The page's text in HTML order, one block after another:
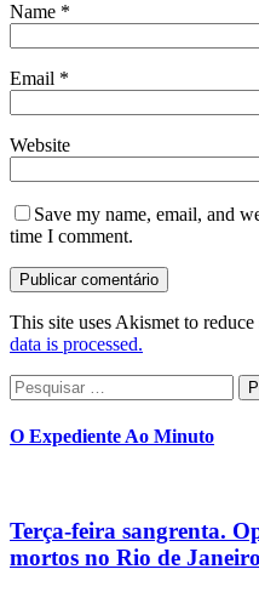
Name *
Email *
Website
Save my name, email, and
time I comment.
This site uses Akismet to reduce
data is processed.
Pesquisar
por:
O Expediente Ao Minuto
Terça-feira sangrenta.
mortos no Rio de Janeiro